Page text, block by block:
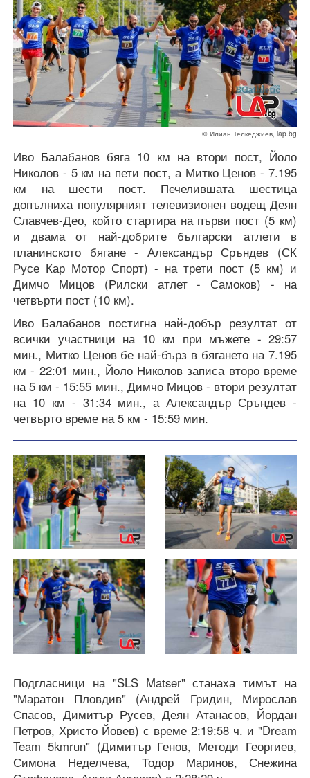
© Илиан Телкеджиев, lap.bg
Иво Балабанов бяга 10 км на втори пост, Йоло
Николов - 5 км на пети пост, а Митко Ценов - 7.195
км на шести пост. Печелившата шестица
допълниха популярният телевизионен водещ Деян
Славчев-Део, който стартира на първи пост (5 км)
и двама от най-добрите български атлети в
планинското бягане - Александър Сръндев (СК
Русе Кар Мотор Спорт) - на трети пост (5 км) и
Димчо Мицов (Рилски атлет - Самоков) - на
четвърти пост (10 км).
Иво Балабанов постигна най-добър резултат от
всички участници на 10 км при мъжете - 29:57
мин., Митко Ценов бе най-бърз в бягането на 7.195
км - 22:01 мин., Йоло Николов записа второ време
на 5 км - 15:55 мин., Димчо Мицов - втори резултат
на 10 км - 31:34 мин., а Александър Сръндев -
четвърто време на 5 км - 15:59 мин.
Подгласници на "SLS Matser" станаха тимът на
"Маратон Пловдив" (Андрей Гридин, Мирослав
Спасов, Димитър Русев, Деян Атанасов, Йордан
Петров, Христо Йовев) с време 2:19:58 ч. и "Dream
Team 5kmrun" (Димитър Генов, Методи Георгиев,
Симона Неделчева, Тодор Маринов, Снежина